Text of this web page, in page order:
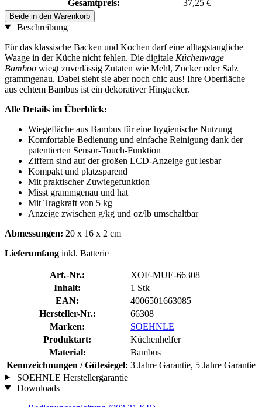
Gesamtpreis:
37,25 €
Beide in den Warenkorb
Beschreibung
Für das klassische Backen und Kochen darf eine alltagstaugliche
Waage in der Küche nicht fehlen. Die digitale Küchenwage
Bamboo wiegt zuverlässig Zutaten wie Mehl, Zucker oder Salz
grammgenau. Dabei sieht sie aber noch chic aus! Ihre Oberfläche
aus echtem Bambus ist ein dekorativer Hingucker.
Alle Details im Überblick:
Wiegefläche aus Bambus für eine hygienische Nutzung
Komfortable Bedienung und einfache Reinigung dank der
patentierten Sensor-Touch-Funktion
Ziffern sind auf der großen LCD-Anzeige gut lesbar
Kompakt und platzsparend
Mit praktischer Zuwiegefunktion
Misst grammgenau und hat
Mit Tragkraft von 5 kg
Anzeige zwischen g/kg und oz/lb umschaltbar
Abmessungen: 20 x 16 x 2 cm
Lieferumfang inkl. Batterie
Art.-Nr.:
XOF-MUE-66308
Inhalt:
1 Stk
EAN:
4006501663085
Hersteller-Nr.:
66308
Marken:
SOEHNLE
Produktart:
Küchenhelfer
Material:
Bambus
Kennzeichnungen / Gütesiegel: 3 Jahre Garantie, 5 Jahre Garantie
SOEHNLE Herstellergarantie
Downloads